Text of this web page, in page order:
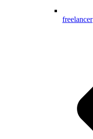
freelancer